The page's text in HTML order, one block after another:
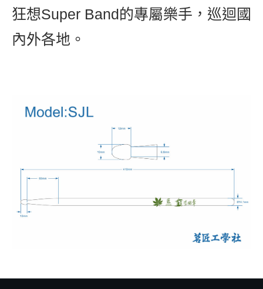
狂想Super Band的專屬樂手，巡迴國
內外各地。